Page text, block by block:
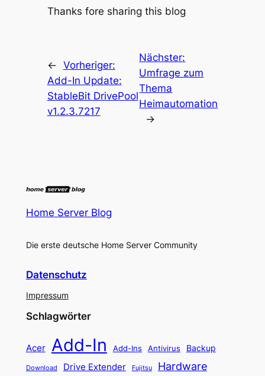
Thanks fore sharing this blog
← Vorheriger:
Add-In Update:
StableBit DrivePool
v1.2.3.7217
Nächster:
Umfrage zum
Thema
Heimautomation
→
Home Server Blog
Die erste deutsche Home Server Community
Datenschutz
Impressum
Schlagwörter
Acer Add-In Add-Ins Antivirus Backup
Download Drive Extender Fujitsu Hardware